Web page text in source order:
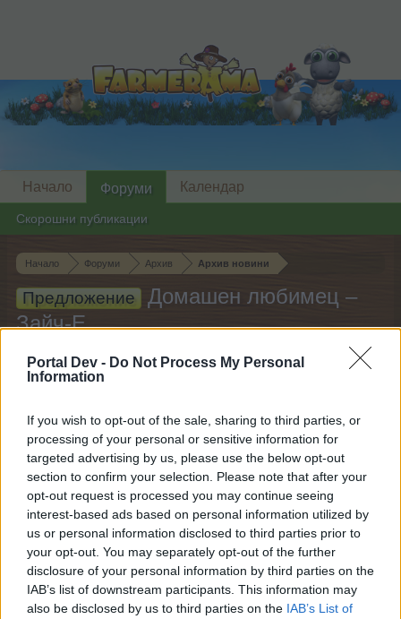
Portal Dev - Do Not Process My Personal
Information
If you wish to opt-out of the sale, sharing to third parties, or
processing of your personal or sensitive information for
targeted advertising by us, please use the below opt-out
section to confirm your selection. Please note that after your
opt-out request is processed you may continue seeing
interest-based ads based on personal information utilized by
us or personal information disclosed to third parties prior to
your opt-out. You may separately opt-out of the further
disclosure of your personal information by third parties on the
IAB’s list of downstream participants. This information may
also be disclosed by us to third parties on the IAB’s List of
Начало Форуми Архив Архив новини
Предложение
Домашен любимец –
Зайч-Е
Скъпи форум потребители,
форума и да участвате в дискусиите, или
искате да започнете своя собствена тема,
първо ще трябва да влезете в играта. Моля,
регистрирайте се, ако нямате собствен акаунт.
Ние очакваме с нетърпение следващото ви
посещение във форума! Играйте тук
mushnu4ka
S-Moderator
Team Farmerama BG
Начало Форуми
Скорошни публикации
Календар